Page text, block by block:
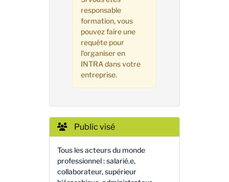
responsable
formation, vous
pouvez faire une
requête pour
l'organiser en
INTRA dans votre
entreprise.
Public visé
Tous les acteurs du monde
professionnel : salarié.e,
collaborateur, supérieur